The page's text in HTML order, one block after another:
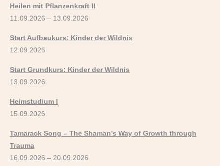
Heilen mit Pflanzenkraft II
11.09.2026 – 13.09.2026
Start Aufbaukurs: Kinder der Wildnis
12.09.2026
Start Grundkurs: Kinder der Wildnis
13.09.2026
Heimstudium I
15.09.2026
Tamarack Song – The Shaman’s Way of Growth through
Trauma
16.09.2026 – 20.09.2026